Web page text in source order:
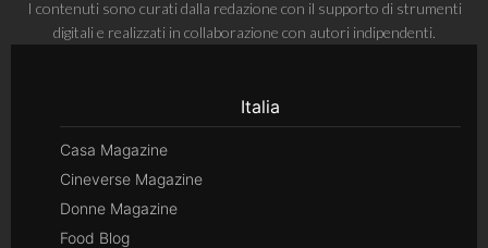
I contenuti sono curati dalla redazione con il supporto di strumenti
digitali e realizzati in collaborazione con autori indipendenti.
Italia
Casa Magazine
Cineverse Magazine
Donne Magazine
Food Blog